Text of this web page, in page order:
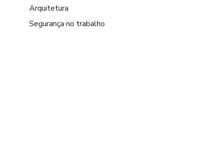
Arquitetura
Segurança no trabalho